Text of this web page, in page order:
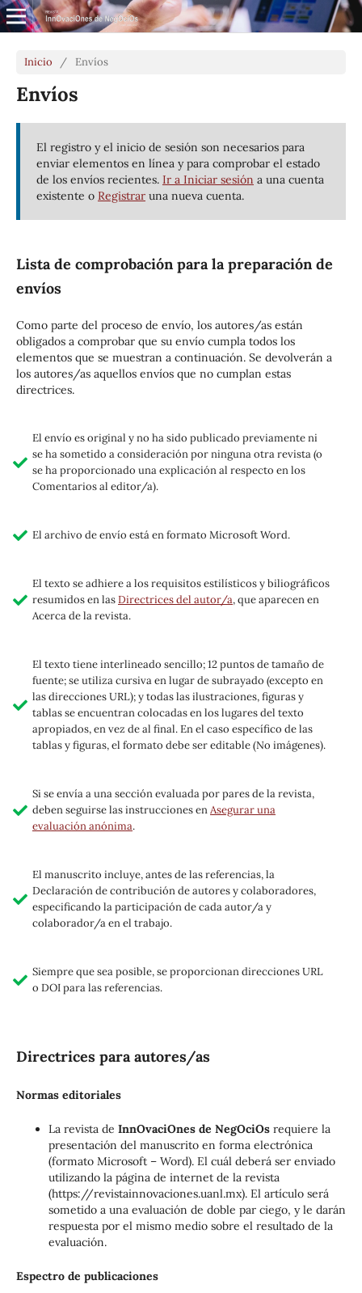
Inicio / Envíos
Envíos
El registro y el inicio de sesión son necesarios para
enviar elementos en línea y para comprobar el estado
de los envíos recientes. Ir a Iniciar sesión a una cuenta
existente o Registraruna nueva cuenta.
Lista de comprobación para la preparación de
envíos
Como parte del proceso de envío, los autores/as están
obligados a comprobar que su envío cumpla todos los
elementos que se muestran a continuación. Se devolverán a
los autores/as aquellos envíos que no cumplan estas
directrices.
El envío es original y no ha sido publicado previamente ni
se ha sometido a consideración por ninguna otra revista (o
se ha proporcionado una explicación al respecto en los
Comentarios al editor/a).
El archivo de envío está en formato Microsoft Word.
El texto se adhiere a los requisitos estilísticos y biliográficos
resumidos en lasDirectrices del autor/a, que aparecen en
Acerca de la revista.
El texto tiene interlineado sencillo; 12 puntos de tamaño de
fuente; se utiliza cursiva en lugar de subrayado (excepto en
las direcciones URL); y todas las ilustraciones, figuras y
tablas se encuentran colocadas en los lugares del texto
apropiados, en vez de al final. En el caso específico de las
tablas y figuras, el formato debe ser editable (No imágenes).
Si se envía a una sección evaluada por pares de la revista,
deben seguirse las instrucciones enAsegurar una
evaluación anónima.
El manuscrito incluye, antes de las referencias, la
Declaración de contribución de autores y colaboradores,
especificando la participación de cada autor/a y
colaborador/a en el trabajo.
Siempre que sea posible, se proporcionan direcciones URL
o DOI para las referencias.
Directrices para autores/as
Normas editoriales
La revista de InnOvaciOnes de NegOciOsrequiere la
presentación del manuscrito en forma electrónica
(formato Microsoft – Word). El cuál deberá ser enviado
utilizando la página de internet de la revista
(https://revistainnovaciones.uanl.mx). El artículo será
sometido a una evaluación de doble par ciego, y le darán
respuesta por el mismo medio sobre el resultado de la
evaluación.
Espectro de publicaciones